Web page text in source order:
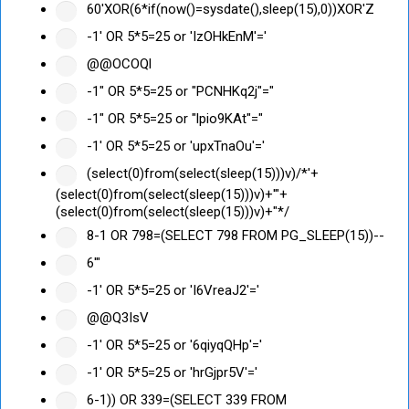
60'XOR(6*if(now()=sysdate(),sleep(15),0))XOR'Z
-1' OR 5*5=25 or 'IzOHkEnM'='
@@OCOQl
-1" OR 5*5=25 or "PCNHKq2j"="
-1" OR 5*5=25 or "lpio9KAt"="
-1' OR 5*5=25 or 'upxTnaOu'='
(select(0)from(select(sleep(15)))v)/*'+
(select(0)from(select(sleep(15)))v)+'"+
(select(0)from(select(sleep(15)))v)+"*/
8-1 OR 798=(SELECT 798 FROM PG_SLEEP(15))--
6'"
-1' OR 5*5=25 or 'I6VreaJ2'='
@@Q3IsV
-1' OR 5*5=25 or '6qiyqQHp'='
-1' OR 5*5=25 or 'hrGjpr5V'='
6-1)) OR 339=(SELECT 339 FROM